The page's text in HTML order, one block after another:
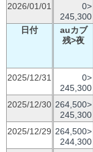
2026/01/01
0>
245,300
日付
auカブ
残>夜
2025/12/31
0>
245,300
2025/12/30 264,500>
245,300
2025/12/29 264,500>
244,300